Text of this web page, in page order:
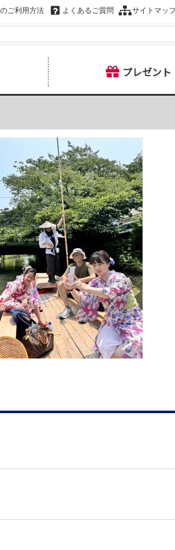
ご利用方法 よくあるご質問 サイトマッ
プレゼント